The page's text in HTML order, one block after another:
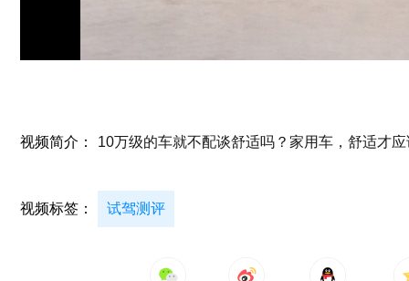
视频简介： 10万级的车就不配谈舒适吗？家用车，舒适才
视频标签： 试驾测评